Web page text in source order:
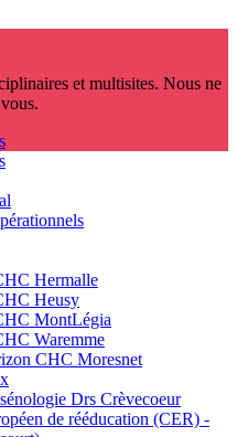
et multisites. Nous ne
Hermalle
Heusy
MontLégia
Waremme
CHC Moresnet
Drs Crèvecoeur
de rééducation (CER) -